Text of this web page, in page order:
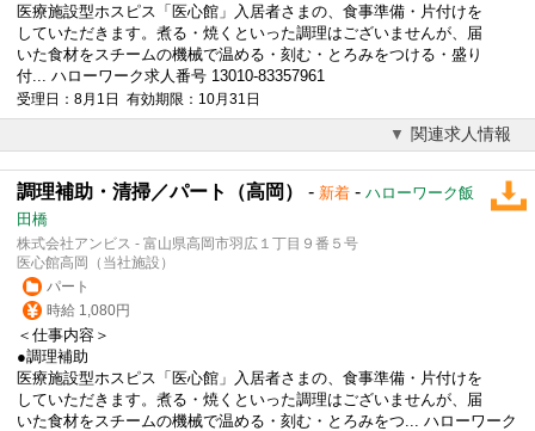
医療施設型ホスピス「医心館」入居者さまの、食事準備・片付けを
していただきます。煮る・焼くといった調理はございませんが、届
いた食材をスチームの機械で温める・刻む・とろみをつける・盛り
付... ハローワーク求人番号 13010-83357961
受理日：8月1日 有効期限：10月31日
関連求人情報
調理補助・清掃／パート（高岡） - 新着 - ハローワーク飯
田橋
株式会社アンビス - 富山県高岡市羽広１丁目９番５号
医心館高岡（当社施設）
パート
時給 1,080円
＜仕事内容＞
●調理補助
医療施設型ホスピス「医心館」入居者さまの、食事準備・片付けを
していただきます。煮る・焼くといった調理はございませんが、届
いた食材をスチームの機械で温める・刻む・とろみをつ... ハローワーク